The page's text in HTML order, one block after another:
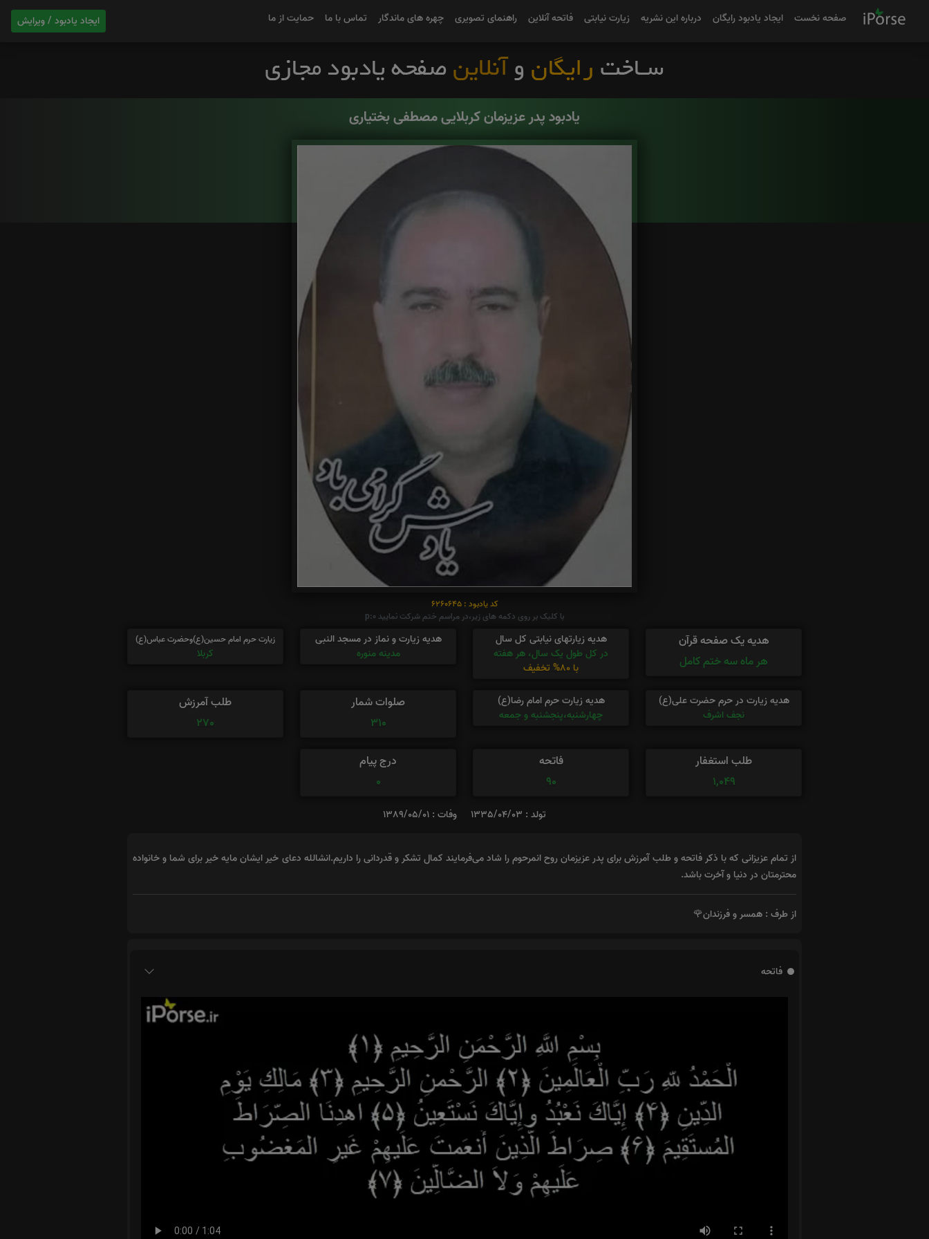
ایجاد یادبود / ویرایش صفحه نخست ایجاد یادبود رایگان درباره این نشریه زیارت نیابتی فاتحه آنلاین راهنمای تصویری چهره های ماندگار تماس با ما حمایت از ما
یادبود پدر عزیزمان کربلایی مصطفی بختیاری
کد یادبود : 6260645
با کلیک بر روی دکمه های زیر،در مراسم ختم شرکت نمایید p:0
هدیه یک صفحه قرآن
هر ماه سه ختم کامل
هدیه زیارتهای نیابتی کل سال
در کل طول یک سال، هر هفته
با 80% تخفیف
هدیه زیارت و نماز در مسجد النبی
مدینه منوره
زیارت حرم امام حسین(ع)وحضرت عباس(ع)
کربلا
هدیه زیارت در حرم حضرت علی(ع)
نجف اشرف
هدیه زیارت حرم امام رضا(ع)
چهارشنبه،پنجشنبه و جمعه
صلوات شمار
310
طلب آمرزش
270
طلب استغفار
1,049
فاتحه
90
درج پیام
0
تولد : 1335/04/03 وفات : 1389/05/01
از تمام عزیزانی که با ذکر فاتحه و طلب آمرزش برای پدر عزیزمان روح انمرحوم را شاد می‌فرمایند کمال تشکر و قدردانی را داریم.انشالله دعای خیر ایشان مایه خیر برای شما و خانواده
محترمتان در دنیا و آخرت باشد.
از طرف : همسر و فرزندان🌹
فاتحه